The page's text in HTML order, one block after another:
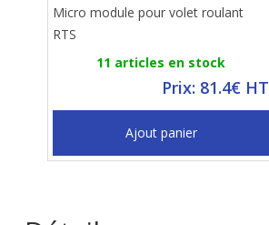
Micro module pour volet roulant
RTS
11 articles en stock
Prix: 81.4€ HT
Ajout panier